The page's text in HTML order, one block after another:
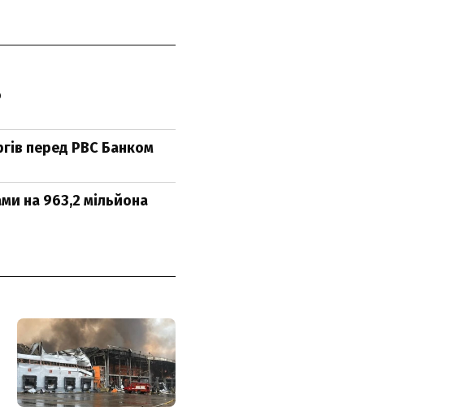
перед РВС Банком
на 963,2 мільйона